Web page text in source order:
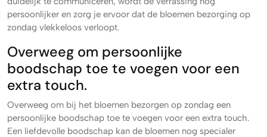
persoonlijker en zorg je ervoor dat de bloemen bezorging op
zondag vlekkeloos verloopt.
Overweeg om persoonlijke
boodschap toe te voegen voor een
extra touch.
Overweeg om bij het bloemen bezorgen op zondag een
persoonlijke boodschap toe te voegen voor een extra touch.
Een liefdevolle boodschap kan de bloemen nog specialer